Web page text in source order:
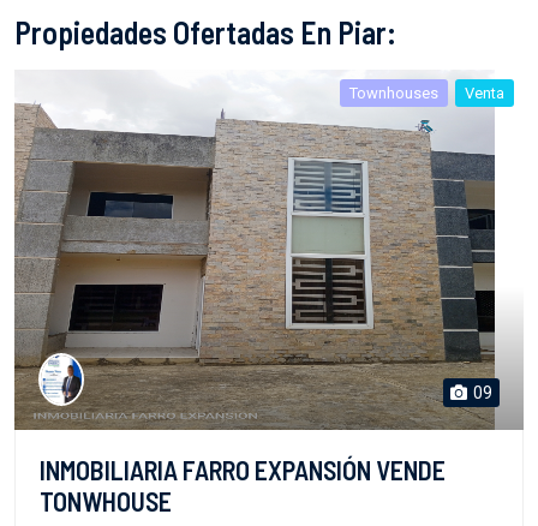
Propiedades Ofertadas En Piar:
Townhouses Venta
09
INMOBILIARIA FARRO EXPANSIÓN VENDE
TONWHOUSE